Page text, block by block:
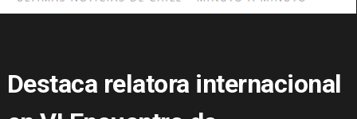
Destaca relatora internacional